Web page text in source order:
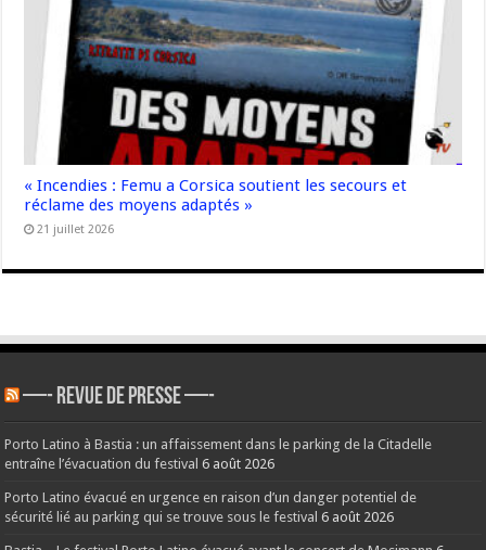
« Incendies : Femu a Corsica soutient les secours et
réclame des moyens adaptés »
21 juillet 2026
—- REVUE DE PRESSE —-
Porto Latino à Bastia : un affaissement dans le parking de la Citadelle
entraîne l’évacuation du festival 6 août 2026
Porto Latino évacué en urgence en raison d’un danger potentiel de
sécurité lié au parking qui se trouve sous le festival 6 août 2026